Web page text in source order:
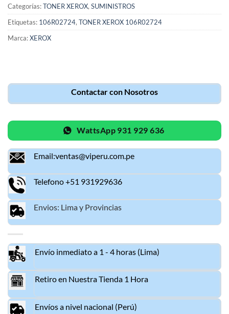
Categorías:TONER XEROX, SUMINISTROS
Etiquetas: 106R02724, TONER XEROX 106R02724
Marca:XEROX
Contactar con Nosotros
WattsApp 931 929 636
Email:ventas@viperu.com.pe
Telefono +51 931929636
Envios: Lima y Provincias
Envío inmediato a 1 - 4 horas (Lima)
Retiro en Nuestra Tienda 1 Hora
Envíos a nivel nacional (Perú)